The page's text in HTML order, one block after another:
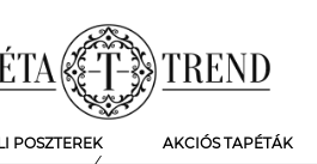
POSZTEREK AKCIÓS TAPÉTÁK